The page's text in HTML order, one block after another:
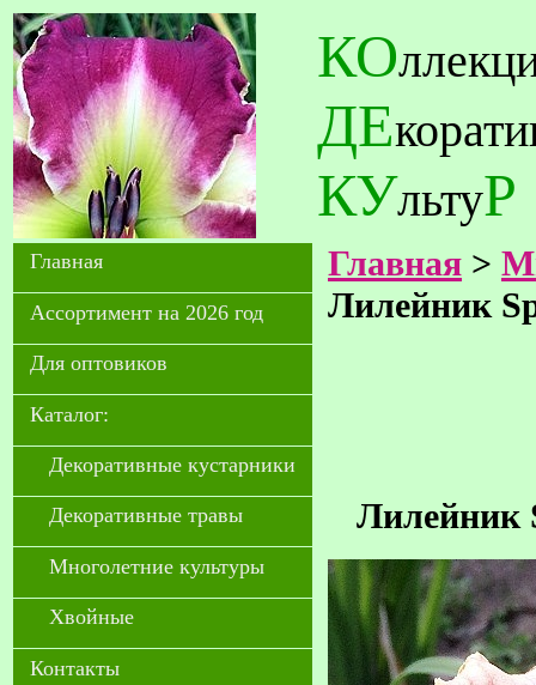
КО
ДЕ
КУльтуР
Главная
Ассортимент на 2026 год
Для оптовиков
Каталог:
Декоративные кустарники
Декоративные травы
Многолетние культуры
Хвойные
Контакты
Главная >
Лилейник
Лилейник